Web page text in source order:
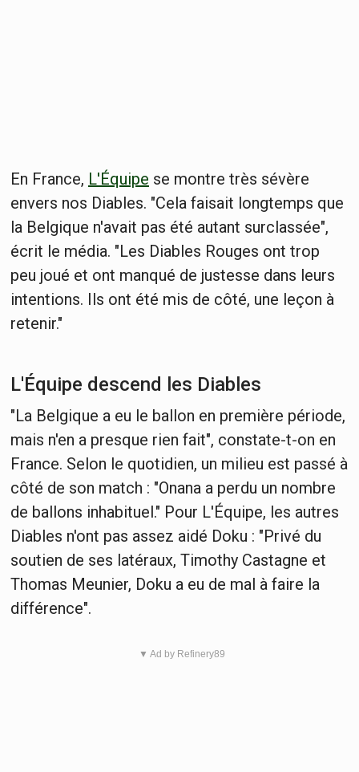
En France, L'Équipe se montre très sévère
envers nos Diables. "Cela faisait longtemps que
la Belgique n'avait pas été autant surclassée",
écrit le média. "Les Diables Rouges ont trop
peu joué et ont manqué de justesse dans leurs
intentions. Ils ont été mis de côté, une leçon à
retenir."
L'Équipe descend les Diables
"La Belgique a eu le ballon en première période,
mais n'en a presque rien fait", constate-t-on en
France. Selon le quotidien, un milieu est passé à
côté de son match : "Onana a perdu un nombre
de ballons inhabituel." Pour L'Équipe, les autres
Diables n'ont pas assez aidé Doku : "Privé du
soutien de ses latéraux, Timothy Castagne et
Thomas Meunier, Doku a eu de mal à faire la
différence".
▼ Ad by Refinery89